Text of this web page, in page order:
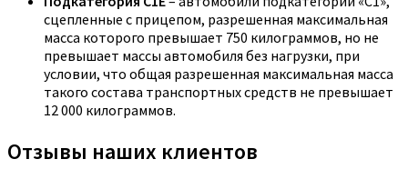
сцепленные с прицепом, разрешенная максимальная
масса которого превышает 750 килограммов, но не
превышает массы автомобиля без нагрузки, при
условии, что общая разрешенная максимальная масса
такого состава транспортных средств не превышает
12 000 килограммов.
Отзывы наших клиентов